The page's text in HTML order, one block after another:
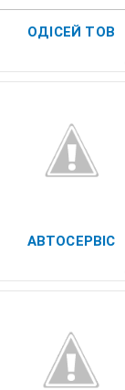
ОДІСЕЙ ТОВ
АВТОСЕРВІС